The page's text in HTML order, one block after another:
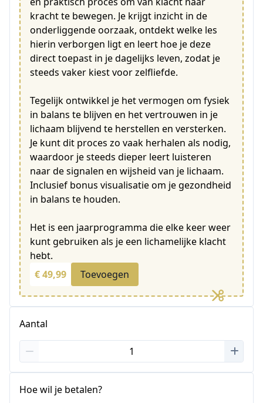
kracht te bewegen. Je krijgt inzicht in de
onderliggende oorzaak, ontdekt welke les
hierin verborgen ligt en leert hoe je deze
direct toepast in je dagelijks leven, zodat je
steeds vaker kiest voor zelfliefde.
Tegelijk ontwikkel je het vermogen om fysiek
in balans te blijven en het vertrouwen in je
lichaam blijvend te herstellen en versterken.
Je kunt dit proces zo vaak herhalen als nodig,
waardoor je steeds dieper leert luisteren
naar de signalen en wijsheid van je lichaam.
Inclusief bonus visualisatie om je gezondheid
in balans te houden.
Het is een jaarprogramma die elke keer weer
kunt gebruiken als je een lichamelijke klacht
hebt.
€ 49,99
Toevoegen
Aantal
Hoe wil je betalen?